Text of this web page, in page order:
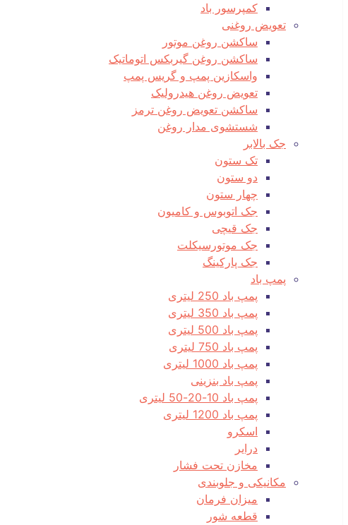
کمپرسور باد
تعویض روغنی
ساکشن روغن موتور
ساکشن روغن گیربکس اتوماتیک
واسکازین پمپ و گریس پمپ
تعویض روغن هیدرولیک
ساکشن تعویض روغن ترمز
شستشوی مدار روغن
جک بالابر
تک ستون
دو ستون
چهار ستون
جک اتوبوس و کامیون
جک قیچی
جک موتورسیکلت
جک پارکینگ
پمپ باد
پمپ باد 250 لیتری
پمپ باد 350 لیتری
پمپ باد 500 لیتری
پمپ باد 750 لیتری
پمپ باد 1000 لیتری
پمپ باد بنزینی
پمپ باد 10-20-50 لیتری
پمپ باد 1200 لیتری
اسکرو
درایر
مخازن تحت فشار
مکانیکی و جلوبندی
میزان فرمان
قطعه شور